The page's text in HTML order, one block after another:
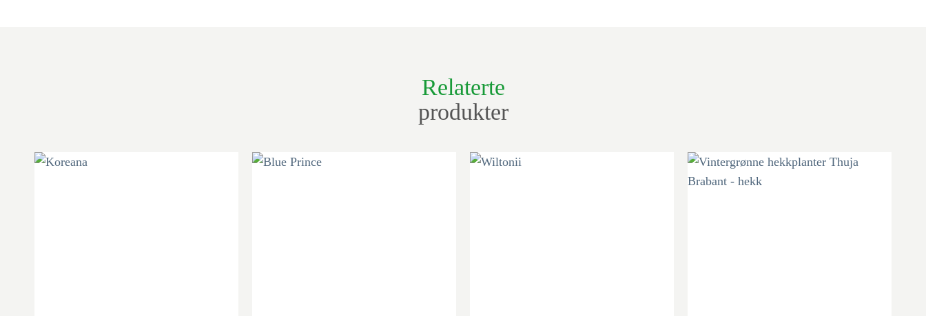
Relaterte
produkter